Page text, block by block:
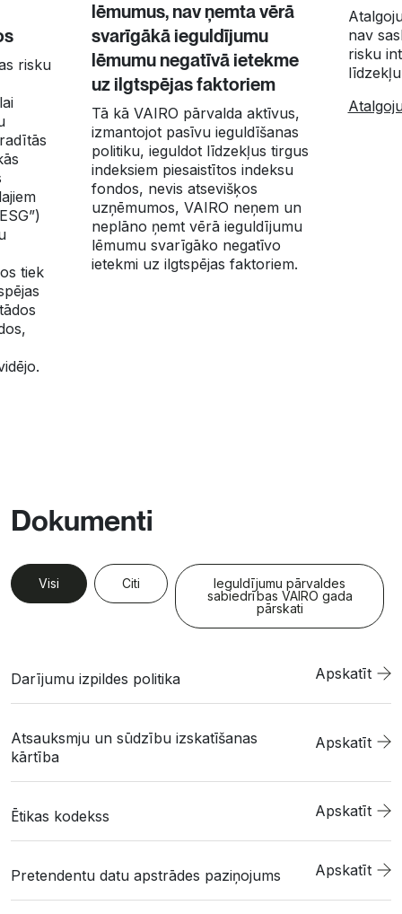
risku
tiek
lēmumus, nav ņemta vērā
svarīgākā ieguldījumu
lēmumu negatīvā ietekme
uz ilgtspējas faktoriem
Tā kā VAIRO pārvalda aktīvus,
izmantojot pasīvu ieguldīšanas
politiku, ieguldot līdzekļus tirgus
indeksiem piesaistītos indeksu
fondos, nevis atsevišķos
uzņēmumos, VAIRO neņem un
neplāno ņemt vērā ieguldījumu
lēmumu svarīgāko negatīvo
ietekmi uz ilgtspējas faktoriem.
nav
risku
Dokumenti
Visi Citi
Ieguldījumu pārvaldes
sabiedrības VAIRO gada
pārskati
Darījumu izpildes politika Apskatīt
Atsauksmju un sūdzību izskatīšanas
kārtība
Apskatīt
Ētikas kodekss Apskatīt
Pretendentu datu apstrādes paziņojums Apskatīt